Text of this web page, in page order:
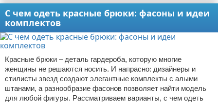
С чем одеть красные брюки: фасоны и идеи
комплектов
Красные брюки – деталь гардероба, которую многие
женщины не решаются носить. И напрасно: дизайнеры и
стилисты звезд создают элегантные комплекты с алыми
штанами, а разнообразие фасонов позволяет найти модель
для любой фигуры. Рассматриваем варианты, с чем одеть